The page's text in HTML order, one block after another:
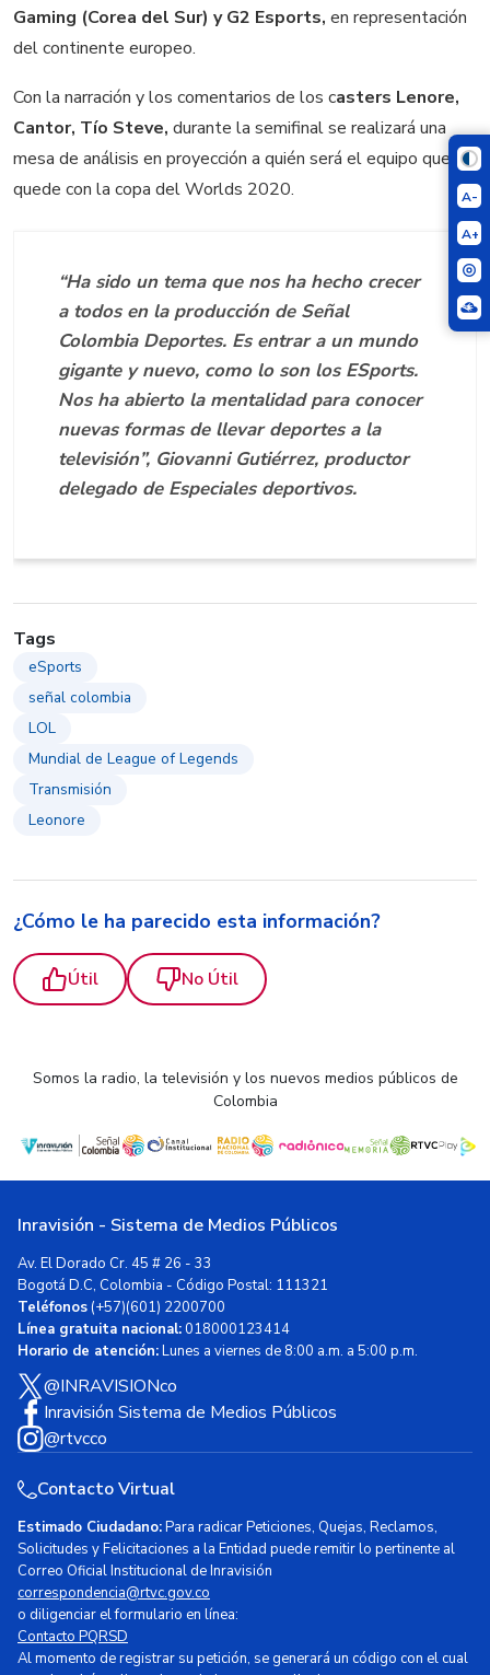
A-
A+
Gaming (Corea del Sur) y G2 Esports, en representación
del continente europeo.
Con la narración y los comentarios de los casters Lenore,
Cantor, Tío Steve, durante la semifinal se realizará una
mesa de análisis en proyección a quién será el equipo que se
quede con la copa del Worlds 2020.
“Ha sido un tema que nos ha hecho crecer
a todos en la producción de Señal
Colombia Deportes. Es entrar a un mundo
gigante y nuevo, como lo son los ESports.
Nos ha abierto la mentalidad para conocer
nuevas formas de llevar deportes a la
televisión”, Giovanni Gutiérrez, productor
delegado de Especiales deportivos.
Tags
eSports
señal colombia
LOL
Mundial de League of Legends
Transmisión
Leonore
¿Cómo le ha parecido esta información?
Útil No Útil
Somos la radio, la televisión y los nuevos medios públicos de
Colombia
Inravisión - Sistema de Medios Públicos
Av. El Dorado Cr. 45 # 26 - 33
Bogotá D.C, Colombia - Código Postal: 111321
Teléfonos(+57)(601) 2200700
Línea gratuita nacional:018000123414
Horario de atención:Lunes a viernes de 8:00 a.m. a 5:00 p.m.
@INRAVISIONco
Inravisión Sistema de Medios Públicos
@rtvcco
Contacto Virtual
Estimado Ciudadano:Para radicar Peticiones, Quejas, Reclamos,
Solicitudes y Felicitaciones a la Entidad puede remitir lo pertinente al
Correo Oficial Institucional de Inravisión
correspondencia@rtvc.gov.co
o diligenciar el formulario en línea:
Contacto PQRSD
Al momento de registrar su petición, se generará un código con el cual